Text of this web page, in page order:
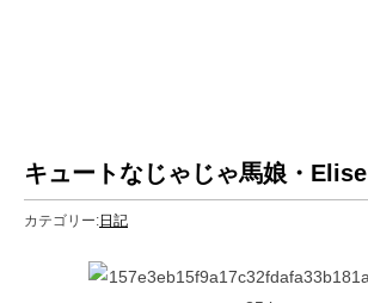
キュートなじゃじゃ馬娘・Elise
カテゴリー:日記